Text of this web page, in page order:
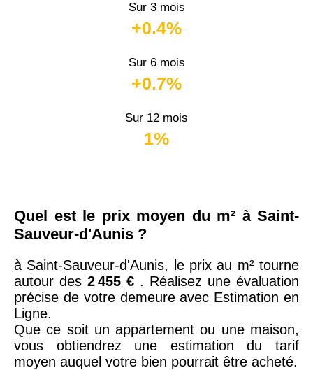
Sur 3 mois
+0.4%
Sur 6 mois
+0.7%
Sur 12 mois
1%
Quel est le prix moyen du m² à Saint-
Sauveur-d'Aunis ?
à Saint-Sauveur-d'Aunis, le prix au m² tourne
autour des 2 455 € . Réalisez une évaluation
précise de votre demeure avec Estimation en
Ligne.
Que ce soit un appartement ou une maison,
vous obtiendrez une estimation du tarif
moyen auquel votre bien pourrait être acheté.